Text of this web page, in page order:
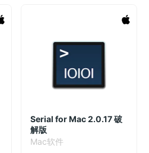
Serial for Mac 2.0.17 破
解版
Mac软件